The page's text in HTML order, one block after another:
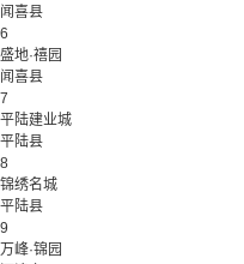
闻喜县
6
盛地·禧园
闻喜县
7
平陆建业城
平陆县
8
锦绣名城
平陆县
9
万峰·锦园